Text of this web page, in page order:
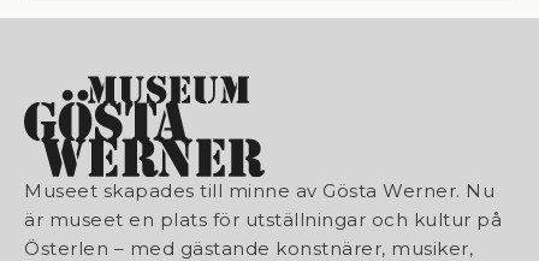
Museet skapades till minne av Gösta Werner. Nu
är museet en plats för utställningar och kultur på
Österlen – med gästande konstnärer, musiker,